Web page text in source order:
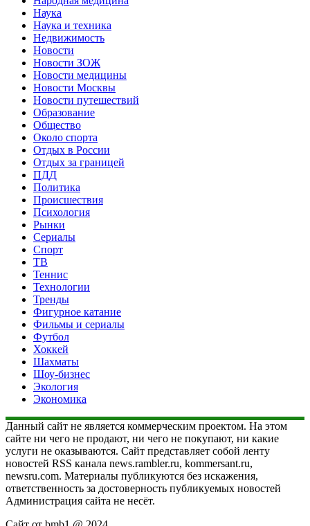
Наука
Наука и техника
Недвижимость
Новости
Новости ЗОЖ
Новости медицины
Новости Москвы
Новости путешествий
Образование
Общество
Около спорта
Отдых в России
Отдых за границей
ПДД
Политика
Происшествия
Психология
Рынки
Сериалы
Спорт
ТВ
Теннис
Технологии
Тренды
Фигурное катание
Фильмы и сериалы
Футбол
Хоккей
Шахматы
Шоу-бизнес
Экология
Экономика
Данный сайт не является коммерческим проектом. На этом
сайте ни чего не продают, ни чего не покупают, ни какие
услуги не оказываются. Сайт представляет собой ленту
новостей RSS канала news.rambler.ru, kommersant.ru,
newsru.com. Материалы публикуются без искажения,
ответственность за достоверность публикуемых новостей
Администрация сайта не несёт.